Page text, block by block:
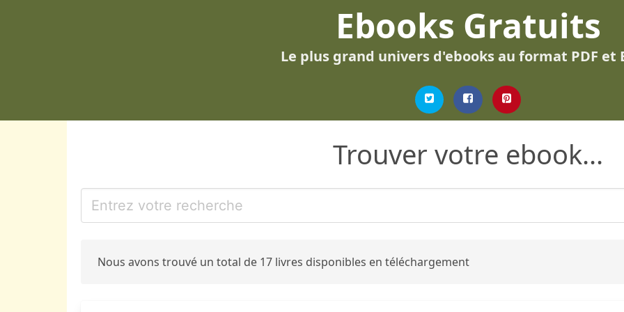
Ebooks Gratuits
Le plus grand univers d'ebooks au format PDF et
Trouver votre ebook...
Nous avons trouvé un total de 17 livres disponibles en téléchargement